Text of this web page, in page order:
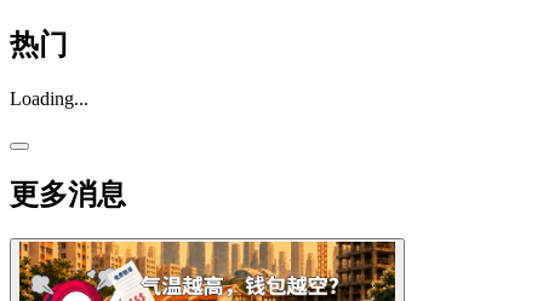
热门
Loading...
更多消息